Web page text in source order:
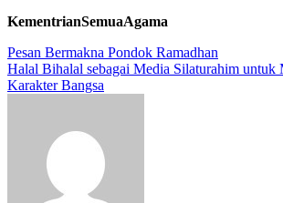
KementrianSemuaAgama
Navigasi
pos
Pesan Bermakna Pondok Ramadhan
Halal Bihalal sebagai Media Silaturahim untuk
Karakter Bangsa